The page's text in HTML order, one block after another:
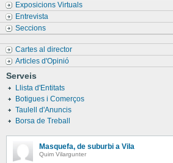
Exposicions Virtuals
Entrevista
Seccions
Cartes al director
Articles d'Opinió
Serveis
Llista d'Entitats
Botigues i Comerços
Taulell d'Anuncis
Borsa de Treball
Masquefa, de suburbi a Vila
Quim Vilargunter